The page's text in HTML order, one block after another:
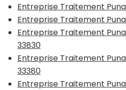
Entreprise Traitement
Entreprise Traitement
Entreprise Traitement
33830
Entreprise Traitement
33380
Entreprise Traitement